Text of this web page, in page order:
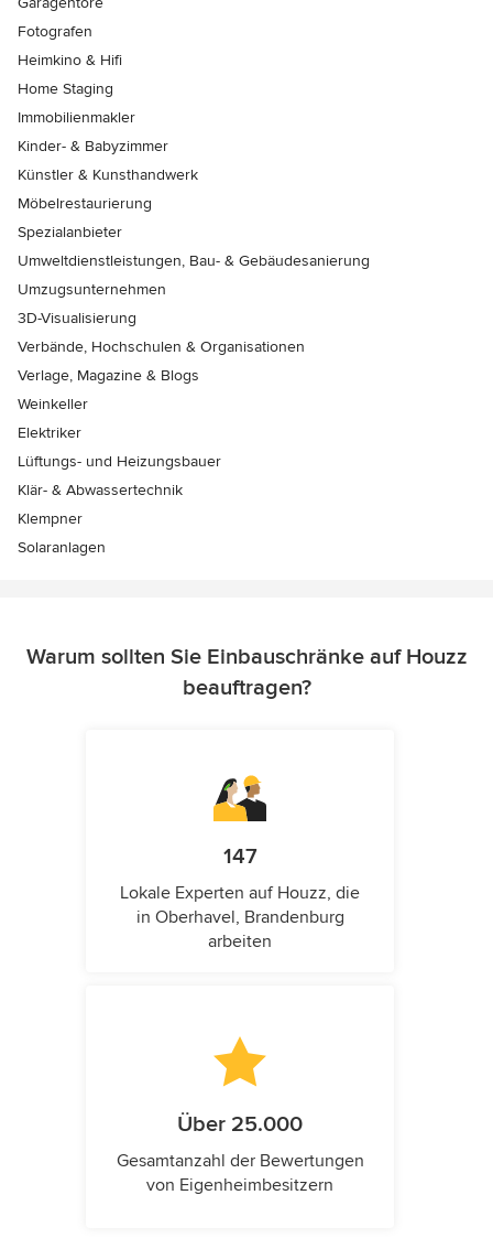
Fotografen
Heimkino & Hifi
Home Staging
Immobilienmakler
Kinder- & Babyzimmer
Künstler & Kunsthandwerk
Möbelrestaurierung
Spezialanbieter
Umweltdienstleistungen, Bau- & Gebäudesanierung
Umzugsunternehmen
3D-Visualisierung
Verbände, Hochschulen & Organisationen
Verlage, Magazine & Blogs
Weinkeller
Elektriker
Lüftungs- und Heizungsbauer
Klär- & Abwassertechnik
Klempner
Solaranlagen
Warum sollten Sie Einbauschränke auf Houzz
beauftragen?
147
Lokale Experten auf Houzz, die
in Oberhavel, Brandenburg
arbeiten
Über 25.000
Gesamtanzahl der Bewertungen
von Eigenheimbesitzern